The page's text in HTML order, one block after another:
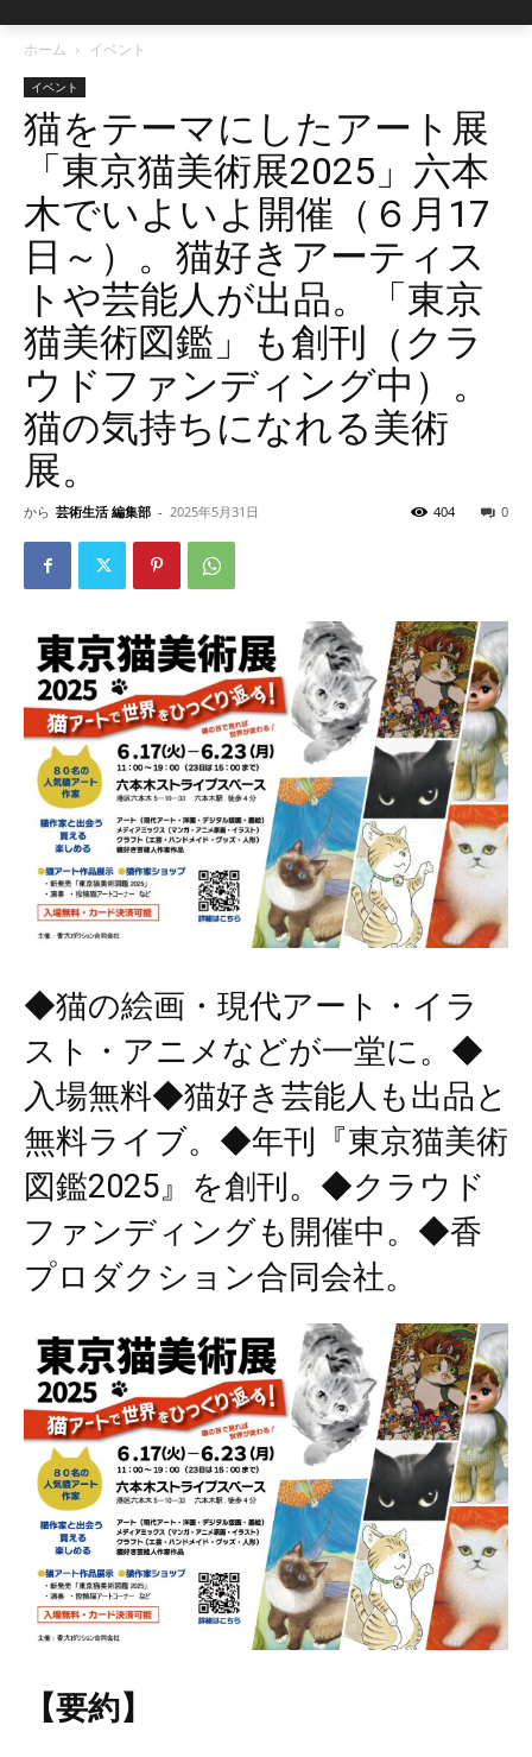
ホーム イベント
イベント
猫をテーマにしたアート展
「東京猫美術展2025」六本
木でいよいよ開催（６月17
日～）。猫好きアーティス
トや芸能人が出品。「東京
猫美術図鑑」も創刊（クラ
ウドファンディング中）。
猫の気持ちになれる美術
展。
から 芸術生活 編集部 - 2025年5月31日 0
404
◆猫の絵画・現代アート・イラ
スト・アニメなどが一堂に。◆
入場無料◆猫好き芸能人も出品と
無料ライブ。◆年刊『東京猫美術
図鑑2025』を創刊。◆クラウド
ファンディングも開催中。◆香
プロダクション合同会社。
【要約】